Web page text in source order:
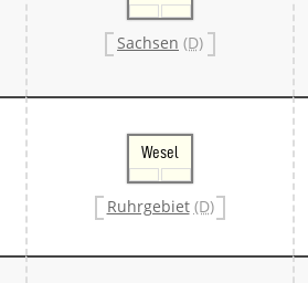
Sachsen (D)
Wesel
Ruhrgebiet (D)